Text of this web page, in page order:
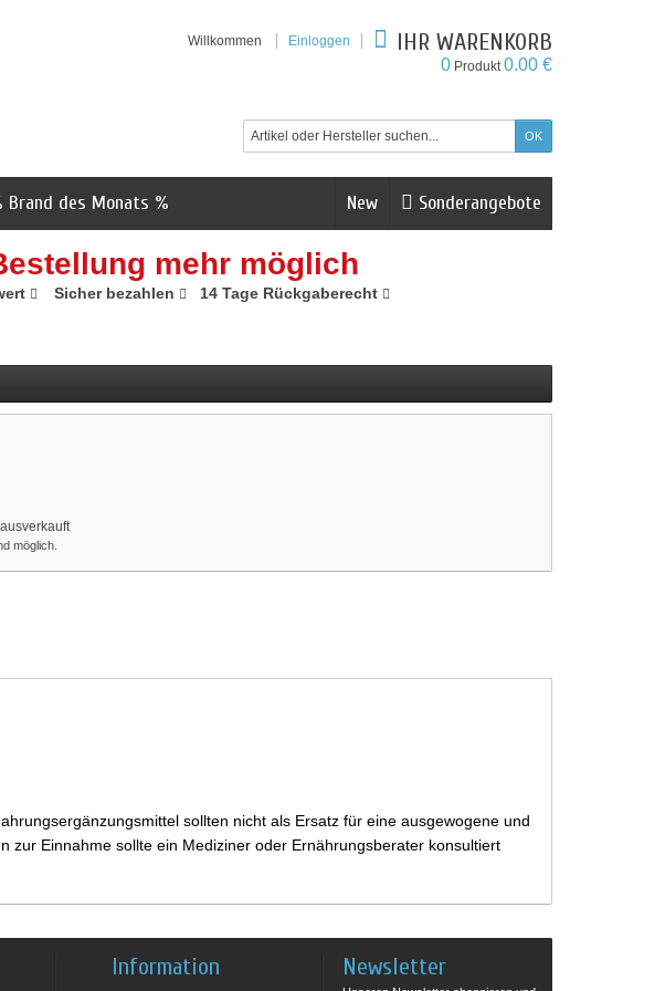
Willkommen Einloggen IHR WARENKORB
0 Produkt0.00 €
Sonderangebote
New
Brand des Monats %
mehr möglich
Sicher bezahlen 14 Tage Rückgaberecht
möglich.
sollten nicht als Ersatz für eine ausgewogene und
zur Einnahme sollte ein Mediziner oder Ernährungsberater konsultiert
Information Newsletter